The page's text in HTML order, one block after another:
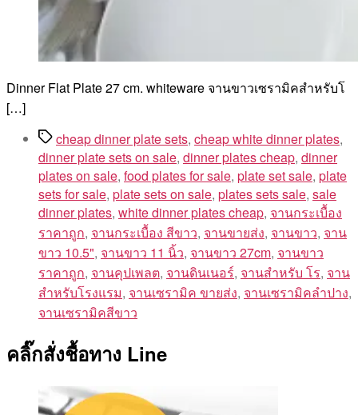
Dinner Flat Plate 27 cm. whiteware จานขาวเซรามิคสำหรับโ
[…]
Tagscheap dinner plate sets, cheap white dinner plates,
dinner plate sets on sale, dinner plates cheap, dinner
plates on sale, food plates for sale, plate set sale, plate
sets for sale, plate sets on sale, plates sets sale, sale
dinner plates, white dinner plates cheap, จานกระเบื้อง
ราคาถูก, จานกระเบื้อง สีขาว, จานขายส่ง, จานขาว, จาน
ขาว 10.5", จานขาว 11 นิ้ว, จานขาว 27cm, จานขาว
ราคาถูก, จานคุปเพลต, จานดินเนอร์, จานสำหรับ โร, จาน
สำหรับโรงแรม, จานเซรามิค ขายส่ง, จานเซรามิคลำปาง,
จานเซรามิคสีขาว
คลิ๊กสั่งชื้อทาง Line